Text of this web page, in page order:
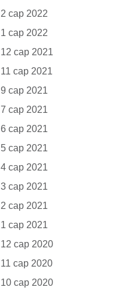
2 сар 2022
1 сар 2022
12 сар 2021
11 сар 2021
9 сар 2021
7 сар 2021
6 сар 2021
5 сар 2021
4 сар 2021
3 сар 2021
2 сар 2021
1 сар 2021
12 сар 2020
11 сар 2020
10 сар 2020